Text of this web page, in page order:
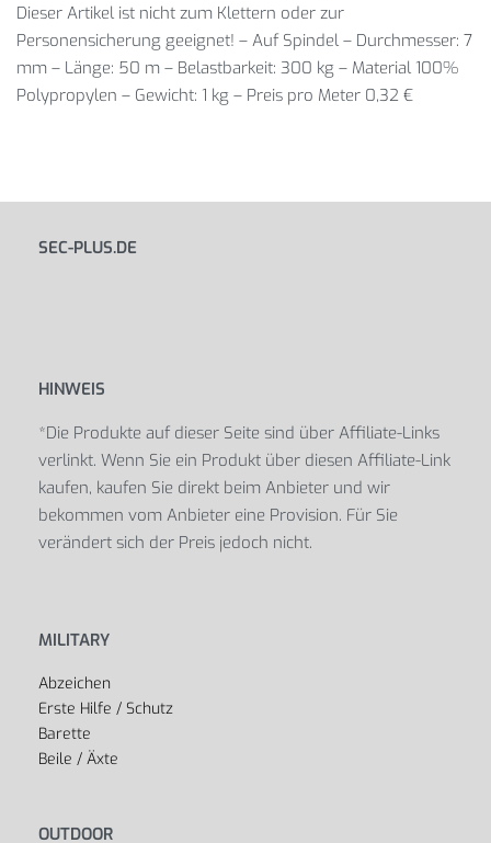
Dieser Artikel ist nicht zum Klettern oder zur
Personensicherung geeignet! – Auf Spindel – Durchmesser: 7
mm – Länge: 50 m – Belastbarkeit: 300 kg – Material 100%
Polypropylen – Gewicht: 1 kg – Preis pro Meter 0,32 €
SEC-PLUS.DE
HINWEIS
*Die Produkte auf dieser Seite sind über Affiliate-Links
verlinkt. Wenn Sie ein Produkt über diesen Affiliate-Link
kaufen, kaufen Sie direkt beim Anbieter und wir
bekommen vom Anbieter eine Provision. Für Sie
verändert sich der Preis jedoch nicht.
MILITARY
Abzeichen
Erste Hilfe / Schutz
Barette
Beile / Äxte
OUTDOOR